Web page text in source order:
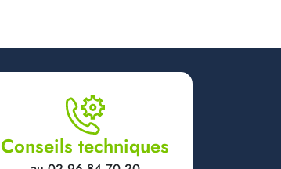
Conseils techniques